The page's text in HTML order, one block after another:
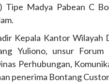
Tipe Madya Pabean C
Kepala Kantor Wilayah
Yuliono, unsur
Perhubungan,
penerima Bontang